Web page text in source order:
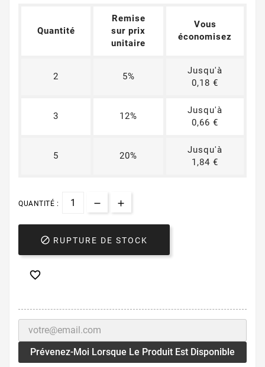
Quantité
Remise
sur prix
unitaire
Vous
économisez
2 5%
Jusqu'à
0,18 €
3 12%
Jusqu'à
0,66 €
5 20%
Jusqu'à
1,84 €
QUANTITÉ :
 RUPTURE DE STOCK

Prévenez-Moi Lorsque Le Produit Est Disponible